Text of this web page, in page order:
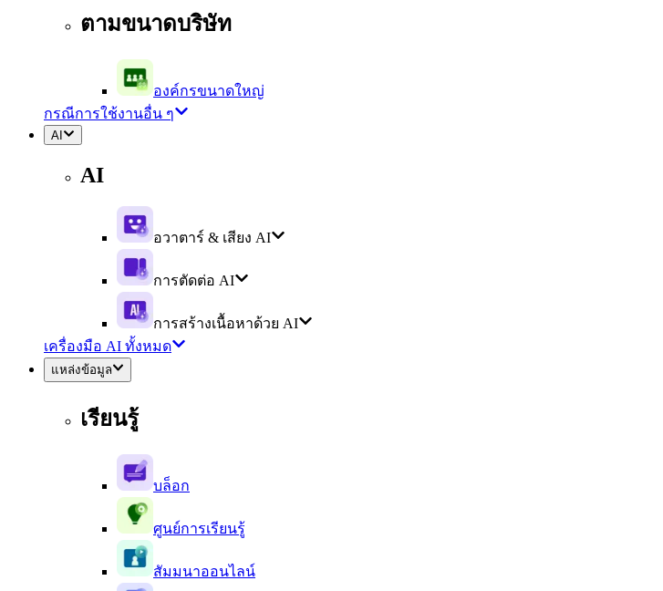
ตามขนาดบริษัท
องค์กรขนาดใหญ่
กรณีการใช้งานอื่น ๆ
AI
AI
อวาตาร์ & เสียง AI
การตัดต่อ AI
การสร้างเนื้อหาด้วย AI
เครื่องมือ AI ทั้งหมด
แหล่งข้อมูล
เรียนรู้
บล็อก
ศูนย์การเรียนรู้
สัมมนาออนไลน์